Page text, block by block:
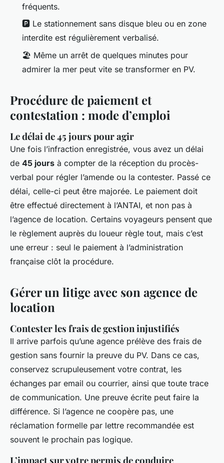
fréquents.
🅿️ Le stationnement sans disque bleu ou en zone
interdite est régulièrement verbalisé.
🏖️ Même un arrêt de quelques minutes pour
admirer la mer peut vite se transformer en PV.
Procédure de paiement et
contestation : mode d’emploi
Le délai de 45 jours pour agir
Une fois l’infraction enregistrée, vous avez un délai
de 45 jours à compter de la réception du procès-
verbal pour régler l’amende ou la contester. Passé ce
délai, celle-ci peut être majorée. Le paiement doit
être effectué directement à l’ANTAI, et non pas à
l’agence de location. Certains voyageurs pensent que
le règlement auprès du loueur règle tout, mais c’est
une erreur : seul le paiement à l’administration
française clôt la procédure.
Gérer un litige avec son agence de
location
Contester les frais de gestion injustifiés
Il arrive parfois qu’une agence prélève des frais de
gestion sans fournir la preuve du PV. Dans ce cas,
conservez scrupuleusement votre contrat, les
échanges par email ou courrier, ainsi que toute trace
de communication. Une preuve écrite peut faire la
différence. Si l’agence ne coopère pas, une
réclamation formelle par lettre recommandée est
souvent le prochain pas logique.
L’impact sur votre permis de conduire